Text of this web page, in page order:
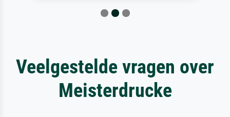
Veelgestelde vragen over
Meisterdrucke